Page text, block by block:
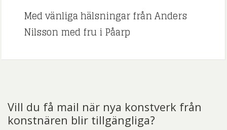
Med vänliga hälsningar från Anders
Nilsson med fru i Påarp
Vill du få mail när nya konstverk från
konstnären blir tillgängliga?